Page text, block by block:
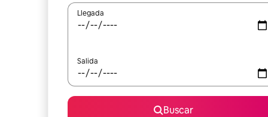
Llegada
Salida
Buscar